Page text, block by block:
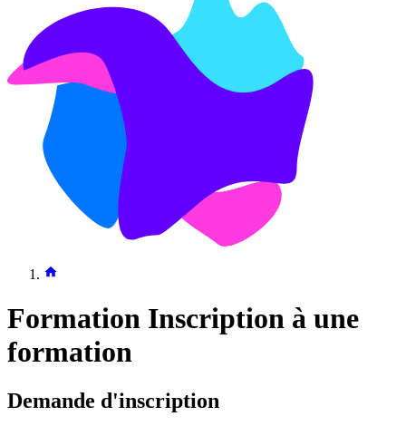
Formation Inscription à une
formation
Demande d'inscription